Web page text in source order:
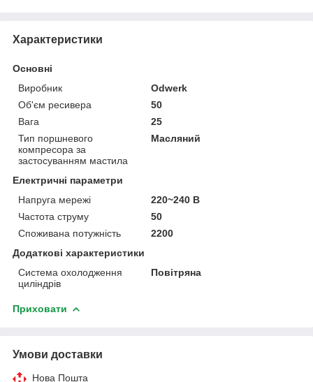
Характеристики
Основні
Виробник
Odwerk
Об'єм ресивера
50
Вага
25
Тип поршневого
компресора за
застосуванням мастила
Масляний
Електричні параметри
Напруга мережі
220~240 В
Частота струму
50
Споживана потужність
2200
Додаткові характеристики
Система охолодження
циліндрів
Повітряна
Приховати
Умови доставки
Нова Пошта